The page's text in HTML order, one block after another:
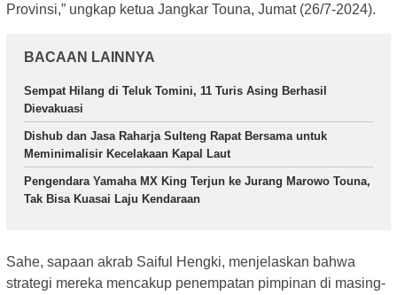
Provinsi,” ungkap ketua Jangkar Touna, Jumat (26/7-2024).
BACAAN LAINNYA
Sempat Hilang di Teluk Tomini, 11 Turis Asing Berhasil
Dievakuasi
Dishub dan Jasa Raharja Sulteng Rapat Bersama untuk
Meminimalisir Kecelakaan Kapal Laut
Pengendara Yamaha MX King Terjun ke Jurang Marowo Touna,
Tak Bisa Kuasai Laju Kendaraan
Sahe, sapaan akrab Saiful Hengki, menjelaskan bahwa
strategi mereka mencakup penempatan pimpinan di masing-